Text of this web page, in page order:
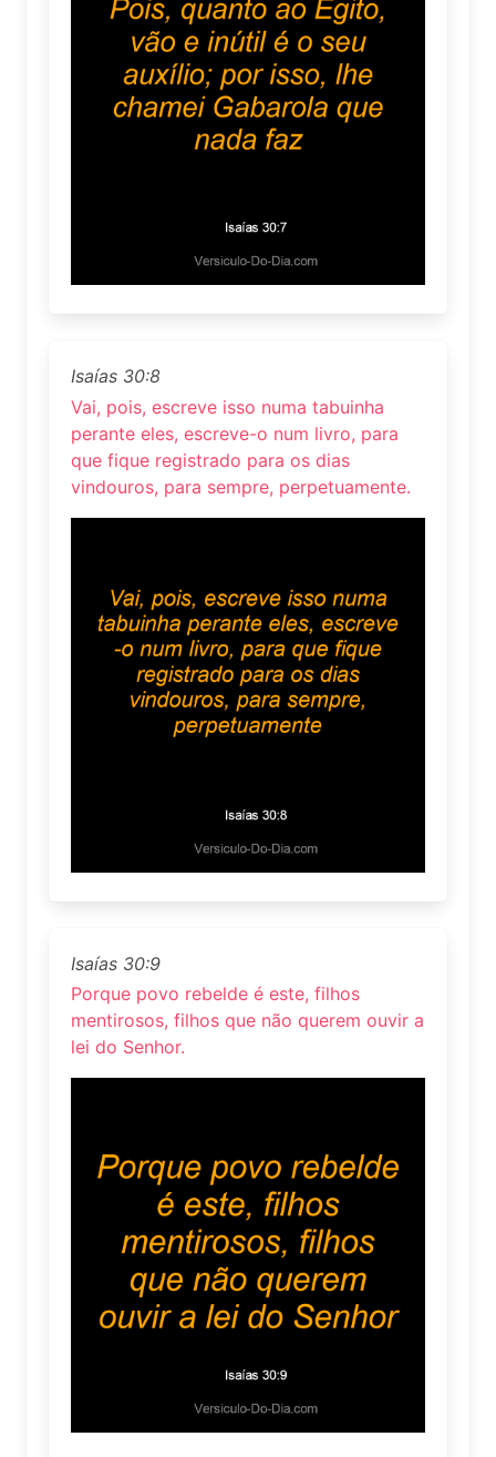
Isaías 30:8
Vai, pois, escreve isso numa tabuinha
perante eles, escreve-o num livro, para
que fique registrado para os dias
vindouros, para sempre, perpetuamente.
Isaías 30:9
Porque povo rebelde é este, filhos
mentirosos, filhos que não querem ouvir a
lei do Senhor.